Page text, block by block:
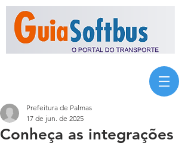
Conheça as integrações
Prefeitura de Palmas
17 de jun. de 2025